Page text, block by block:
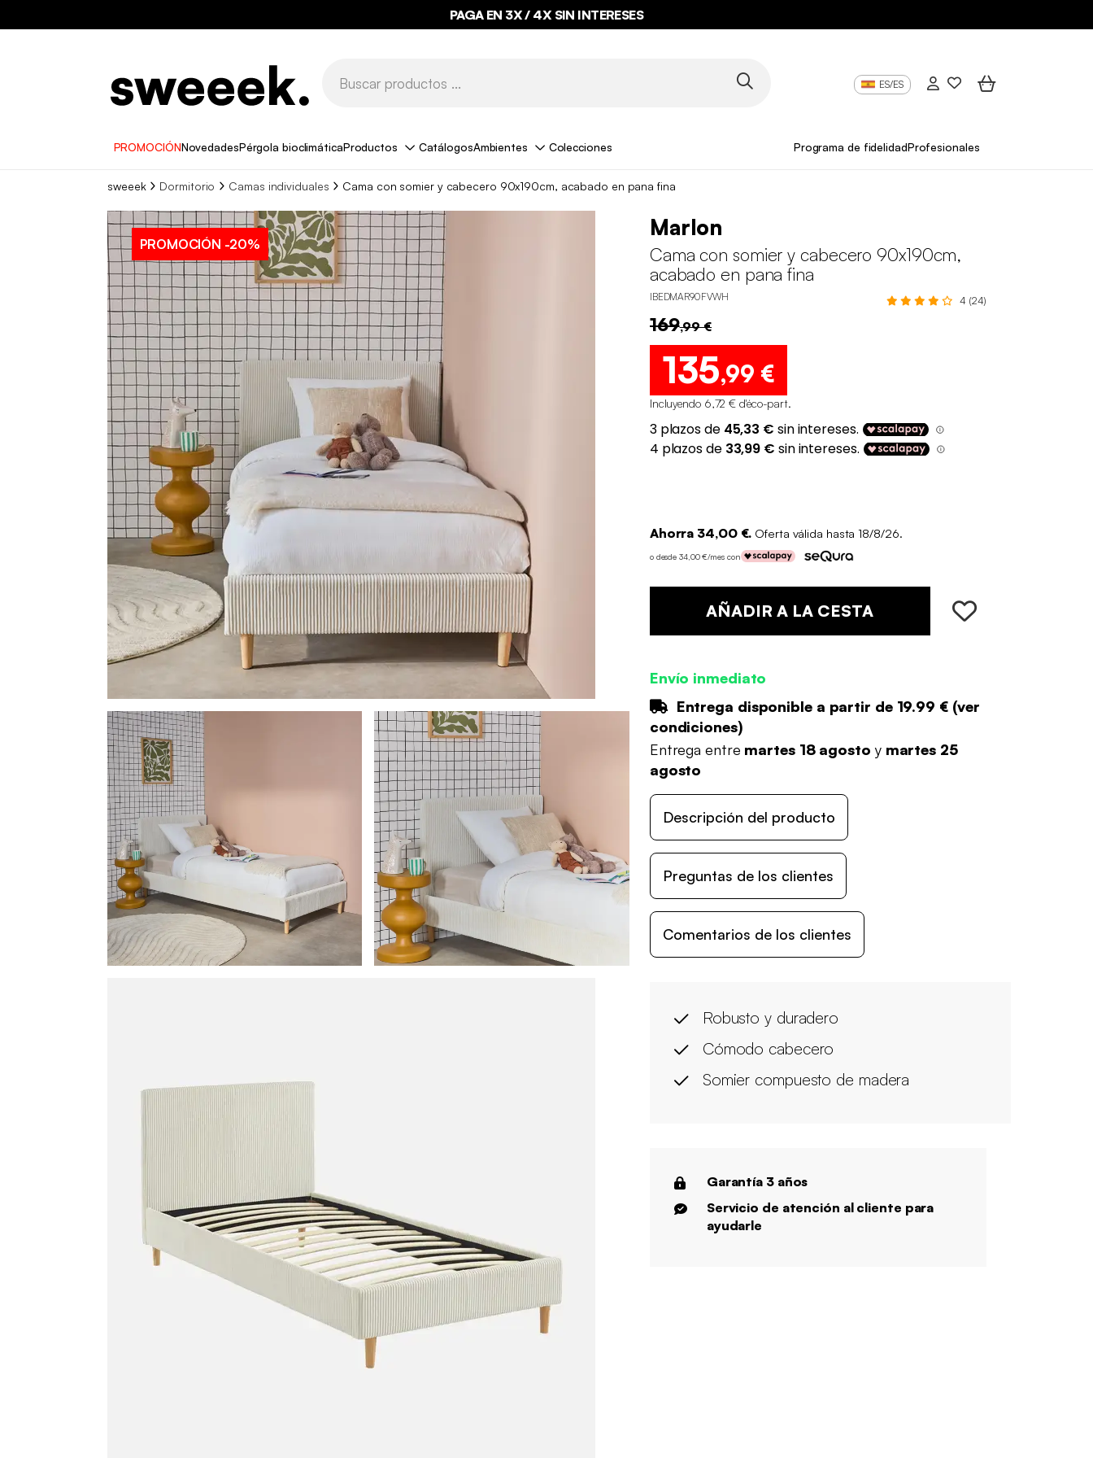
PAGA EN 3X / 4X SIN INTERESES
BYE BYE STOCK HASTA -70%*
ES/ES
PROMOCIÓNNovedadesPérgola bioclimáticaProductos CatálogosAmbientes Colecciones Programa de fidelidadProfesionales
sweeek Dormitorio Camas individuales Cama con somier y cabecero 90x190cm, acabado en pana fina
PROMOCIÓN -20%
Marlon
Cama con somier y cabecero 90x190cm,
acabado en pana fina
IBEDMAR90FVWH 4 (24)
169,99 €
135,99 €
Incluyendo 6,72 € d'éco-part.
Ahorra 34,00 €. Oferta válida hasta 18/8/26.
o desde 34,00 €/mes con
AÑADIR A LA CESTA
Envío inmediato
Entrega disponible a partir de 19.99 €(ver
condiciones)
Entrega entre martes 18 agosto y martes 25
agosto
Descripción del producto
Preguntas de los clientes
Comentarios de los clientes
Robusto y duradero
Cómodo cabecero
Somier compuesto de madera
Garantía 3 años
Servicio de atención al cliente para
ayudarle